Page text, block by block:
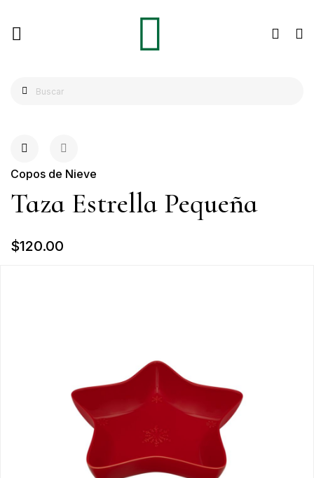
Copos de Nieve
Taza Estrella Pequeña
$120.00